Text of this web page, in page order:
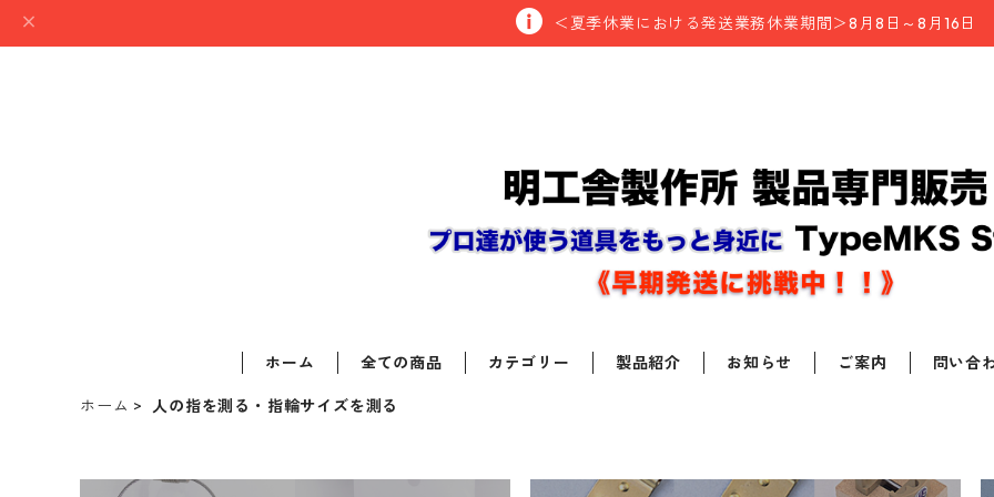
＜夏季休業における発送業務休業期間＞8月8日～8月16日
ホーム 全ての商品 カテゴリー 製品紹介 お知らせ ご案内 問い合
ホーム 人の指を測る・指輪サイズを測る